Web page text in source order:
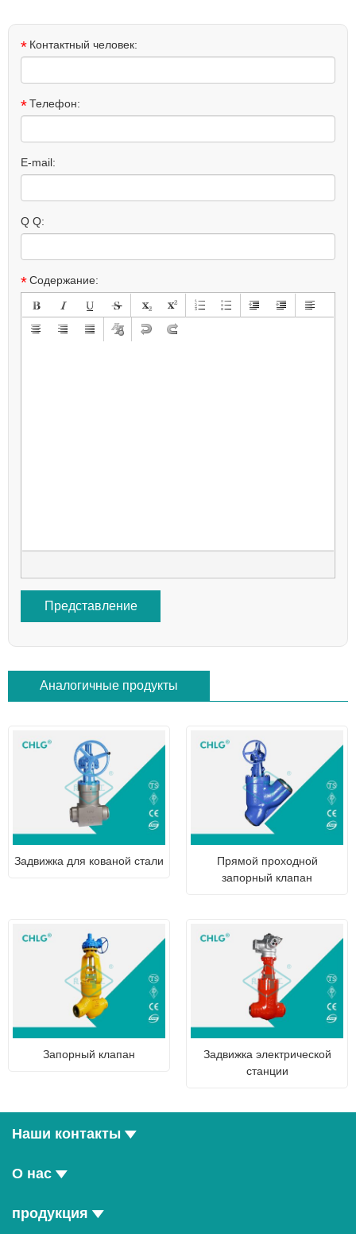
* Контактный человек:
*Телефон:
E-mail:
Q Q:
*Содержание:
Представление
Аналогичные продукты
Задвижка для кованой стали
Прямой проходной
запорный клапан
Запорный клапан
Задвижка электрической
станции
Наши контакты
О нас
продукция